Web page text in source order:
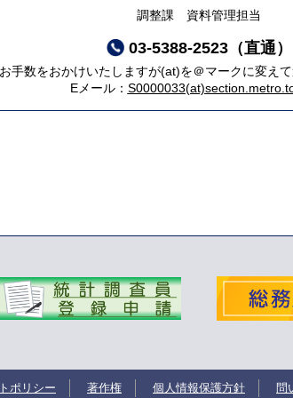
調整課 資料管理担当
03-5388-2523（直通）
手数をおかけいたしますが(at)を＠マークに変えて
Eメール：
ポリシー 著作権 個人情報保護方針 問